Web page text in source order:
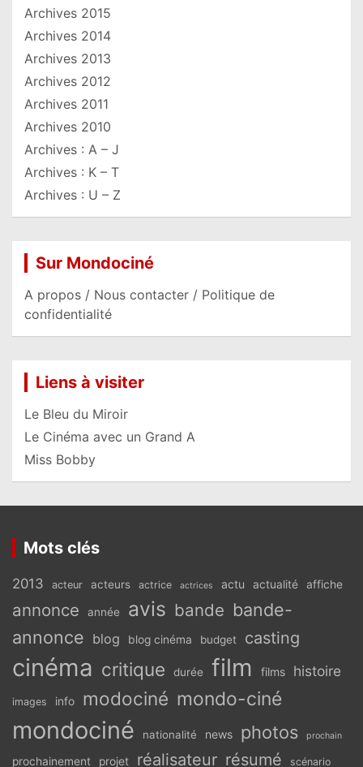
Archives 2015
Archives 2014
Archives 2013
Archives 2012
Archives 2011
Archives 2010
Archives : A – J
Archives : K – T
Archives : U – Z
Sur Mondociné
A propos / Nous contacter / Politique de
confidentialité
Liens à visiter
Le Bleu du Miroir
Le Cinéma avec un Grand A
Miss Bobby
Mots clés
2013 acteur acteurs actrice actrices actu actualité affiche
annonce année avis bande bande-
annonce blog blog cinéma budget casting
cinéma critique durée film films histoire
images info modociné mondo-ciné
mondociné nationalité news photos prochain
prochainement projet réalisateur résumé scénario